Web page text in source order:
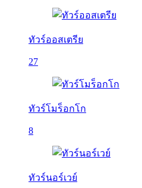
ทัวร์ออสเตรีย
27
ทัวร์โมร็อกโก
8
ทัวร์นอร์เวย์